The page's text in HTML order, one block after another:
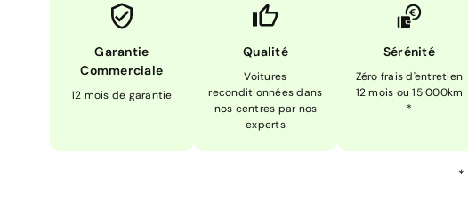
Garantie
Commerciale
12 mois de garantie
Qualité
Voitures
reconditionnées dans
nos centres par nos
experts
Sérénité
Zéro frais d'entretien
12 mois ou 15 000km
*
*